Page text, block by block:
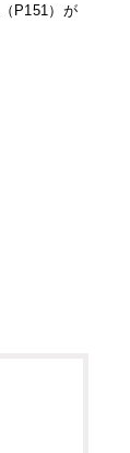
（P151）が